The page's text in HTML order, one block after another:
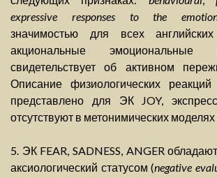
expressive responses to the
значимостью для всех
акциональные эмоциональные
свидетельствует об активном
Описание физиологических
представлено для ЭК JOY,
отсутствуют в метонимических
5. ЭК FEAR, SADNESS, ANGER
аксиологический статусом (negative